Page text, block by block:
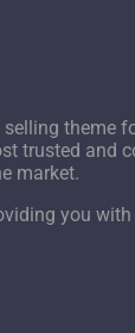
theme
trusted and
market.
you